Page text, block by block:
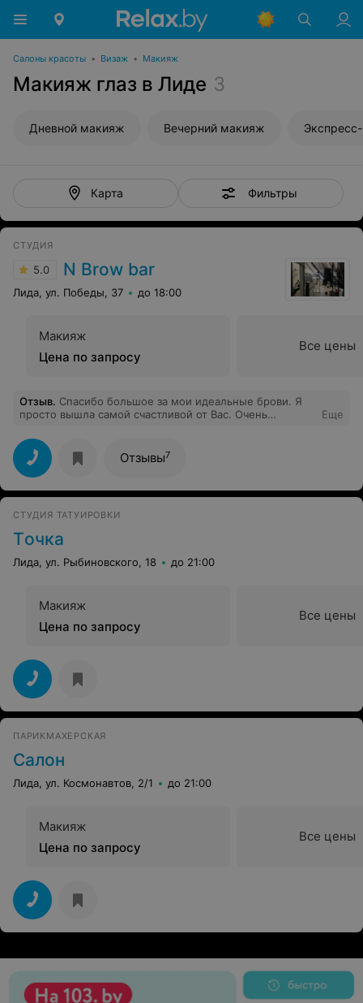
Салоны красоты • Визаж • Макияж
Макияж глаз в Лиде 3
Дневной макияж Вечерний макияж
Карта Фильтры
СТУДИЯ
5.0 N Brow bar
Лида, ул. Победы, 37 до 18:00
Макияж
Цена по запросу
Все цены
Отзыв. Спасибо большое за мои идеальные брови. Я
просто вышла самой счастливой от Вас. Очень
девушке, которая из моих ужасных бровей сделала
чудо,а также за полезные советы. Теперь только к
Вам!
Еще
Отзывы7
СТУДИЯ ТАТУИРОВКИ
Tочка
Лида, ул. Рыбиновского, 18 до 21:00
Макияж
Цена по запросу
Все цены
ПАРИКМАХЕРСКАЯ
Салон
Лида, ул. Космонавтов, 2/1 до 21:00
Макияж
Цена по запросу
Все цены